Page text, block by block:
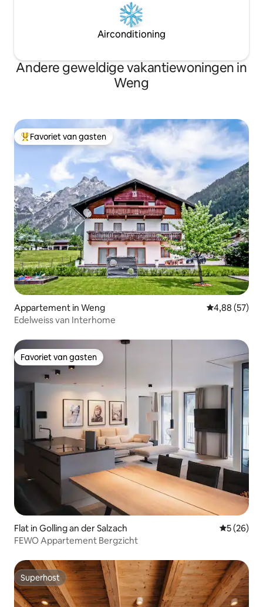
Airconditioning
Andere geweldige vakantiewoningen in
Weng
Topfavoriet van gasten
Favoriet van gasten
Appartement in Weng Gemiddelde
4,88 (57)
Edelweiss van Interhome
Favoriet van gasten
Favoriet van gasten
Flat in Golling an der Salzach
5 (26)
FEWO Appartement Bergzicht
Superhost
Superhost